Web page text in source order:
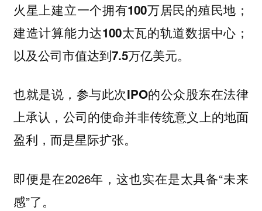
火星上建立一个拥有100万居民的殖民地；
建造计算能力达100太瓦的轨道数据中心；
以及公司市值达到7.5万亿美元。
也就是说，参与此次IPO的公众股东在法律
上承认，公司的使命并非传统意义上的地面
盈利，而是星际扩张。
即便是在2026年，这也实在是太具备“未来
感”了。